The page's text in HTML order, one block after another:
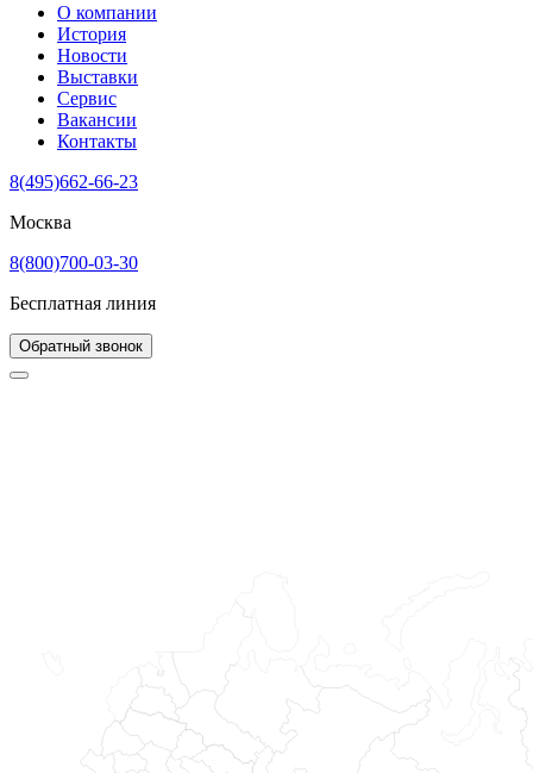
О компании
История
Новости
Выставки
Сервис
Вакансии
Контакты
8(495)662-66-23
Москва
8(800)700-03-30
Бесплатная линия
Обратный звонок